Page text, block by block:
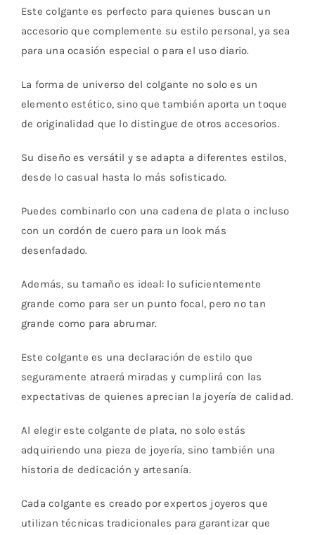
Este colgante es perfecto para quienes buscan un
accesorio que complemente su estilo personal, ya sea
para una ocasión especial o para el uso diario.
La forma de universo del colgante no solo es un
elemento estético, sino que también aporta un toque
de originalidad que lo distingue de otros accesorios.
Su diseño es versátil y se adapta a diferentes estilos,
desde lo casual hasta lo más sofisticado.
Puedes combinarlo con una cadena de plata o incluso
con un cordón de cuero para un look más
desenfadado.
Además, su tamaño es ideal: lo suficientemente
grande como para ser un punto focal, pero no tan
grande como para abrumar.
Este colgante es una declaración de estilo que
seguramente atraerá miradas y cumplirá con las
expectativas de quienes aprecian la joyería de calidad.
Al elegir este colgante de plata, no solo estás
adquiriendo una pieza de joyería, sino también una
historia de dedicación y artesanía.
Cada colgante es creado por expertos joyeros que
utilizan técnicas tradicionales para garantizar que